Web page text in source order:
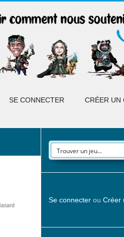
SE CONNECTER CRÉER UN
Se connecterou Créer